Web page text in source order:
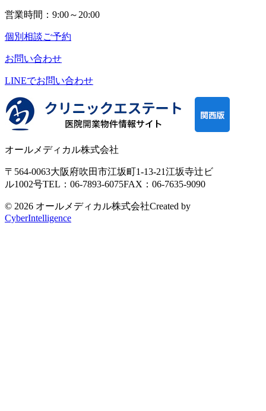
営業時間：9:00～20:00
個別相談ご予約
お問い合わせ
LINEでお問い合わせ
オールメディカル株式会社
〒564-0063大阪府吹田市江坂町1-13-21江坂寺辻ビ
ル1002号TEL：06-7893-6075FAX：06-7635-9090
© 2026 オールメディカル株式会社Created by
CyberIntelligence